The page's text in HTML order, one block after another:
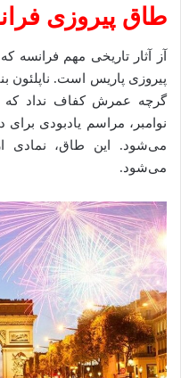
طاق پیروزی
آز آثار تاریخی مهم فرانسه
پیروزی پاریس است. ناپلئون
نوامبر، مراسم یادبودی
می‌شود. این طاق، نمادی
می‌شود.